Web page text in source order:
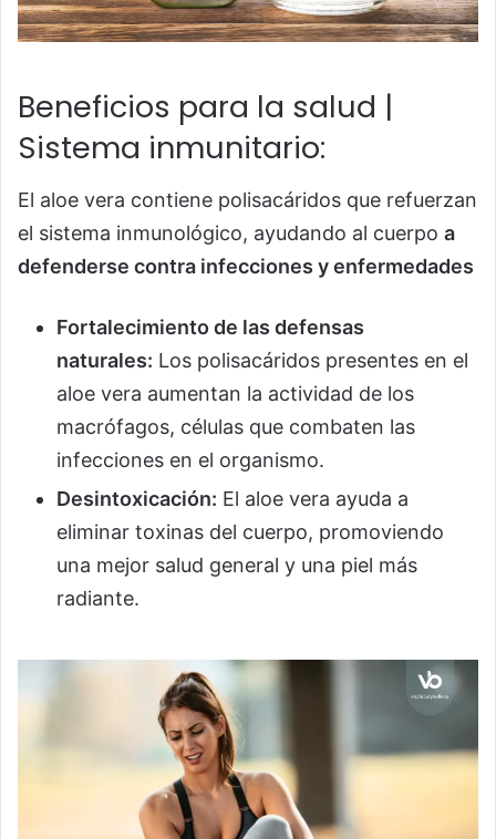
Beneficios para la salud |
Sistema inmunitario:
El aloe vera contiene polisacáridos que refuerzan
el sistema inmunológico, ayudando al cuerpo a
defenderse contra infecciones y enfermedades
Fortalecimiento de las defensas
naturales: Los polisacáridos presentes en el
aloe vera aumentan la actividad de los
macrófagos, células que combaten las
infecciones en el organismo.
Desintoxicación: El aloe vera ayuda a
eliminar toxinas del cuerpo, promoviendo
una mejor salud general y una piel más
radiante.